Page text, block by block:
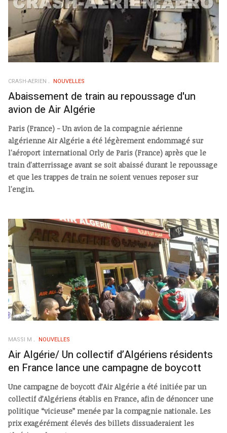
CRASH-AERIEN NOUVELLES
Abaissement de train au repoussage d'un
avion de Air Algérie
Paris (France) - Un avion de la compagnie aérienne
algérienne Air Algérie a été légèrement endommagé sur
l'aéroport international Orly de Paris (France) après que le
train d'atterrissage avant se soit abaissé durant le repoussage
et que les trappes de train ne soient venues reposer sur
l'engin.
MASSI M NOUVELLES
Air Algérie/ Un collectif d’Algériens résidents
en France lance une campagne de boycott
Une campagne de boycott d’Air Algérie a été initiée par un
collectif d’Algériens établis en France, afin de dénoncer une
politique “vicieuse” menée par la compagnie nationale. Les
prix exagérément élevés des billets dissuaderaient les